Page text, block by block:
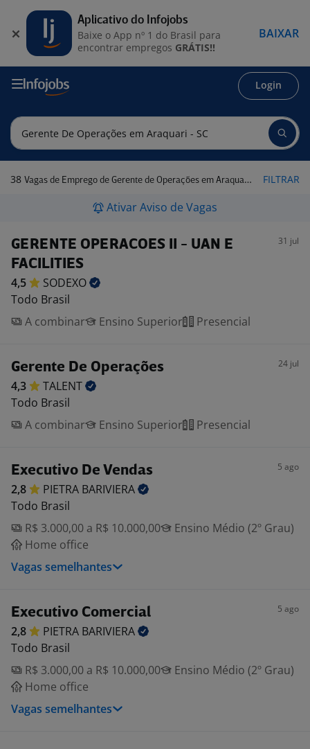
Login
38 Vagas de Emprego de Gerente de Operações em Araquari - SC FILTRAR
Ativar Aviso de Vagas
GERENTE OPERACOES II - UAN E
FACILITIES
31 jul
4,5
SODEXO
Todo Brasil
A combinar
Ensino Superior Presencial
Gerente De Operações 24 jul
4,3
TALENT
Todo Brasil
A combinar
Ensino Superior Presencial
Executivo De Vendas 5 ago
2,8 PIETRA BARIVIERA
Todo Brasil
R$ 3.000,00 a R$ 10.000,00
Ensino Médio (2º Grau)
Home office
Vagas semelhantes
Executivo Comercial 5 ago
2,8 PIETRA BARIVIERA
Todo Brasil
R$ 3.000,00 a R$ 10.000,00
Ensino Médio (2º Grau)
Home office
Vagas semelhantes
Aplicativo do Infojobs
Baixe o App nº 1 do Brasil para
encontrar empregos GRÁTIS!!
BAIXAR